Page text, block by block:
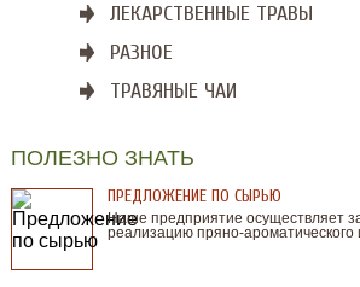
ЛЕКАРСТВЕННЫЕ ТРАВЫ
РАЗНОЕ
ТРАВЯНЫЕ ЧАИ
ПОЛЕЗНО ЗНАТЬ
ПРЕДЛОЖЕНИЕ ПО СЫРЬЮ
Наше предприятие осуществляет
реализацию пряно-ароматического